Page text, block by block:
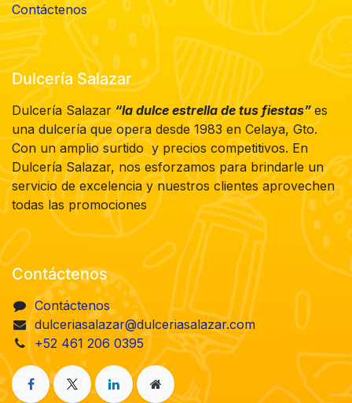
Contáctenos
Dulcería Salazar
Dulcería Salazar “la dulce estrella de tus fiestas”es
una dulcería que opera desde 1983 en Celaya, Gto.
Con un amplio surtido y precios competitivos. En
Dulcería Salazar, nos esforzamos para brindarle un
servicio de excelencia y nuestros clientes aprovechen
todas las promociones
Contáctenos
Contáctenos
dulceriasalazar@dulceriasalazar.com
+52 461 206 0395